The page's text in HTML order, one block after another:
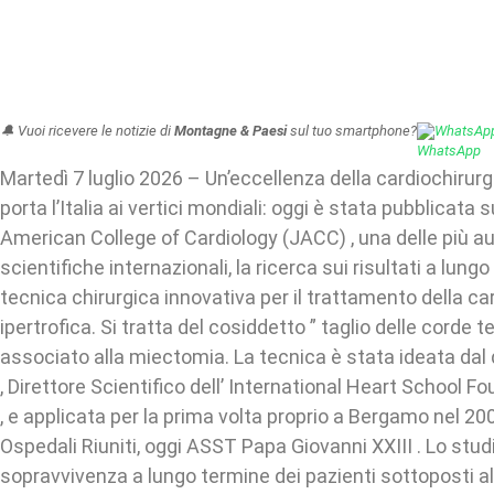
🔔 Vuoi ricevere le notizie di Montagne & Paesisul tuo smartphone?
Martedì 7 luglio 2026 – Un’eccellenza della
porta l’Italia ai vertici mondiali: oggi è stata pubblicata
American College of Cardiology (JACC) , una delle più
scientifiche internazionali, la ricerca sui risultati a
tecnica chirurgica innovativa per il trattamento della
ipertrofica. Si tratta del cosiddetto ” taglio delle corde
associato alla miectomia. La tecnica è stata ideata dal
, Direttore Scientifico dell’ International Heart School
, e applicata per la prima volta proprio a Bergamo nel
Ospedali Riuniti, oggi ASST Papa Giovanni XXIII . Lo
sopravvivenza a lungo termine dei pazienti sottoposti